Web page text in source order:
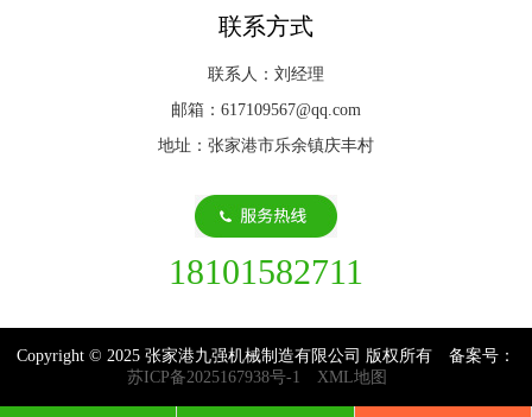
联系方式
联系人：刘经理
邮箱：617109567@qq.com
地址：张家港市乐余镇庆丰村
18101582711
Copyright © 2025 张家港九强机械制造有限公司 版权所有 备案号：
苏ICP备2025167938号-1
XML地图